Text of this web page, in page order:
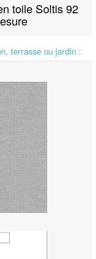
toile Soltis 92
terrasse ou jardin :